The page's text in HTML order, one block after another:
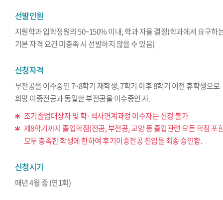
선발인원
지원학과 입학정원의 50~150% 이내, 학과 자율 결정(학과에서 요구하
기본 자격 요건 미충족 시 선발하지 않을 수 있음)
신청자격
부전공을 이수중인 7~8학기 재학생, 7학기 이후 8학기 이전 휴학생으로
희망 이중전공과 동일한 부전공을 이수중인 자.
조기졸업대상자 및 학·석사연계과정 이수자는 신청 불가
제8학기까지 졸업학점(전공, 부전공, 교양 등 졸업관련 모든 학점 포
모두 충족한 학생에 한하여 후기이중전공 진입을 최종 승인함.
신청시기
매년 4월 중 (연1회)